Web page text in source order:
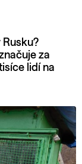
za
lidí na